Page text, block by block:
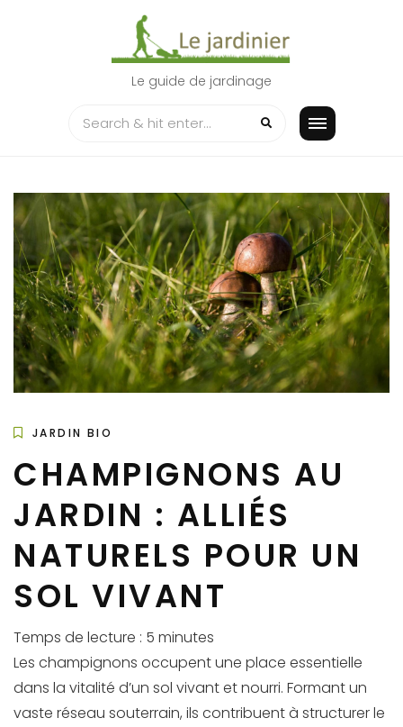
Le guide de jardinage
JARDIN BIO
CHAMPIGNONS AU
JARDIN : ALLIÉS
NATURELS POUR UN
SOL VIVANT
Temps de lecture : 5 minutes
Les champignons occupent une place essentielle
dans la vitalité d’un sol vivant et nourri. Formant un
vaste réseau souterrain, ils contribuent à structurer le